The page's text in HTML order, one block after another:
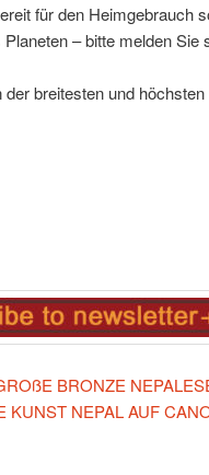
für den Heimgebrauch
– bitte melden Sie
breitesten und
BRONZE
NEPAL AUF